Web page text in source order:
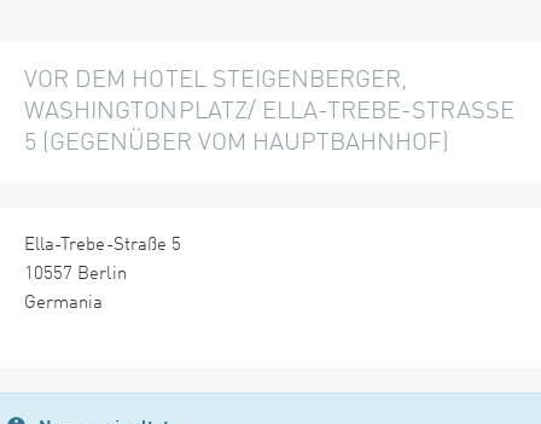
VOR DEM HOTEL STEIGENBERGER,
WASHINGTONPLATZ/ ELLA-TREBE-STRASSE 5
(GEGENÜBER VOM HAUPTBAHNHOF)
Ella-Trebe-Straße 5
10557 Berlin
Germania